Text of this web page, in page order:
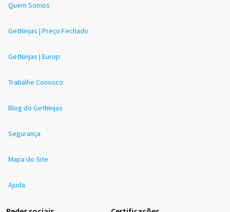
Quem Somos
GetNinjas | Preço Fechado
GetNinjas | Europ
Trabalhe Conosco
Blog do GetNinjas
Segurança
Mapa do Site
Ajuda